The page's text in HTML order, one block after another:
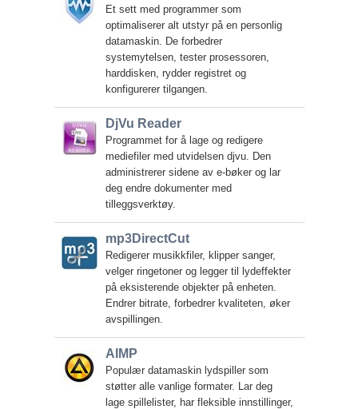
Et sett med programmer som
optimaliserer alt utstyr på en personlig
datamaskin. De forbedrer
systemytelsen, tester prosessoren,
harddisken, rydder registret og
konfigurerer tilgangen.
DjVu Reader
Programmet for å lage og redigere
mediefiler med utvidelsen djvu. Den
administrerer sidene av e-bøker og lar
deg endre dokumenter med
tilleggsverktøy.
mp3DirectCut
Redigerer musikkfiler, klipper sanger,
velger ringetoner og legger til lydeffekter
på eksisterende objekter på enheten.
Endrer bitrate, forbedrer kvaliteten, øker
avspillingen.
AIMP
Populær datamaskin lydspiller som
støtter alle vanlige formater. Lar deg
lage spillelister, har fleksible innstillinger,